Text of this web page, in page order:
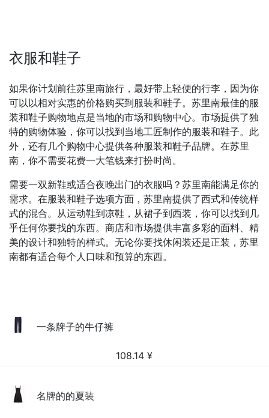
衣服和鞋子
如果你计划前往苏里南旅行，最好带上轻便的行李，因为你
可以以相对实惠的价格购买到服装和鞋子。苏里南最佳的服
装和鞋子购物地点是当地的市场和购物中心。市场提供了独
特的购物体验，你可以找到当地工匠制作的服装和鞋子。此
外，还有几个购物中心提供各种服装和鞋子品牌。在苏里
南，你不需要花费一大笔钱来打扮时尚。
需要一双新鞋或适合夜晚出门的衣服吗？苏里南能满足你的
需求。在服装和鞋子选项方面，苏里南提供了西式和传统样
式的混合。从运动鞋到凉鞋，从裙子到西装，你可以找到几
乎任何你要找的东西。商店和市场提供丰富多彩的面料、精
美的设计和独特的样式。无论你要找休闲装还是正装，苏里
南都有适合每个人口味和预算的东西。
一条牌子的牛仔裤
108.14 ¥
名牌的的夏装